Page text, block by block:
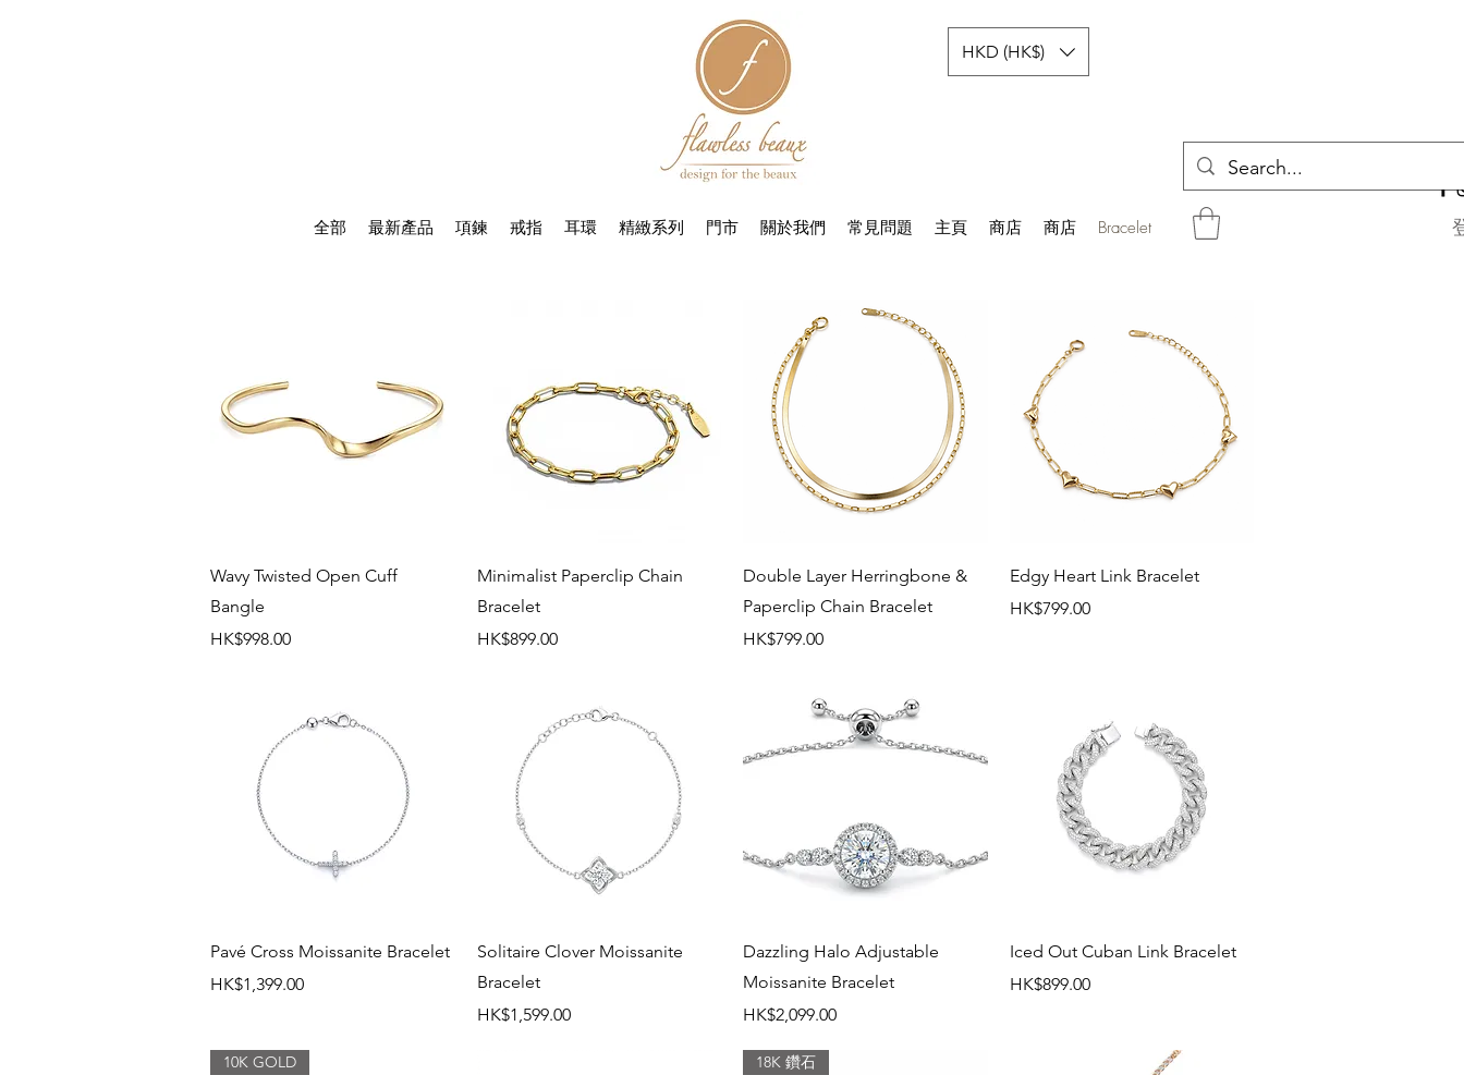
全部 最新產品 項鍊 戒指 耳環 精緻系列 門市 關於我們 常見問題 主頁 商店 商店 Bracelet
HKD (HK$)
快速瀏覽
Wavy Twisted Open Cuff
Bangle
價格
HK$998.00
快速瀏覽
Minimalist Paperclip Chain
Bracelet
價格
HK$899.00
快速瀏覽
Double Layer Herringbone &
Paperclip Chain Bracelet
價格
HK$799.00
快速瀏覽
Edgy Heart Link Bracelet
價格
HK$799.00
快速瀏覽
Pavé Cross Moissanite Bracelet
價格
HK$1,399.00
快速瀏覽
Solitaire Clover Moissanite
Bracelet
價格
HK$1,599.00
快速瀏覽
Dazzling Halo Adjustable
Moissanite Bracelet
價格
HK$2,099.00
快速瀏覽
Iced Out Cuban Link Bracelet
價格
HK$899.00
10K GOLD 18K 鑽石